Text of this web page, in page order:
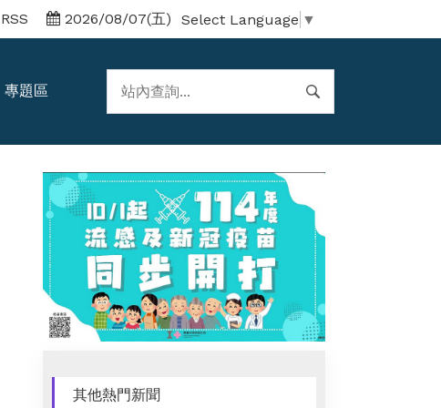
Select Language ▼
2026/08/07(五)
RSS
專題區
其他熱門新聞